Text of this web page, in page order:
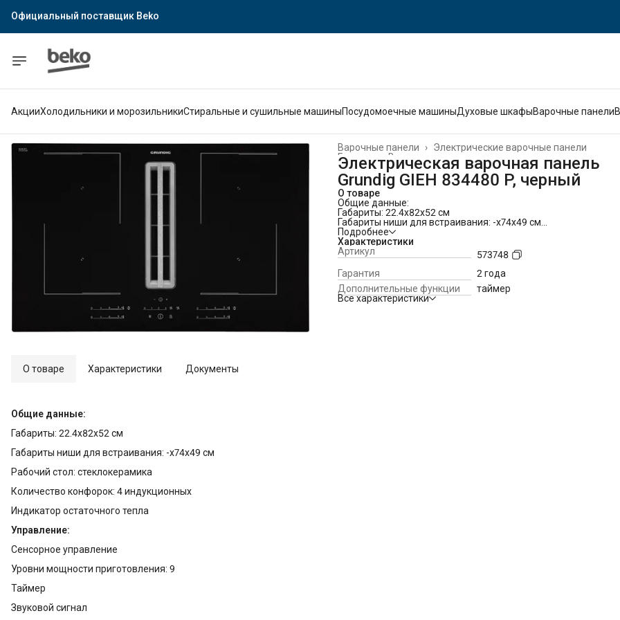
Официальный поставщик Indesit
Официальный поставщик Hotpoint
АкцииХолодильники и морозильникиСтиральные и сушильные машиныПосудомоечные машиныДуховые шкафыВарочные панели
Электрические варочные панели
Варочные панели
›
Встраиваемая техника
Главная
Электрическая варочная панель
Grundig GIEH 834480 P, черный
О товаре
Общие данные:
Габариты: 22.4x82x52 см
Габариты ниши для встраивания: -x74x49 см
Рабочий стол: стеклокерамика
Количество конфорок: 4 индукционных
Индикатор остаточного тепла
Управление:
Сенсорное управление
Уровни мощности приготовления: 9
Таймер
Звуковой сигнал
Подробнее
Характеристики
Артикул
573748
Гарантия
2 года
Дополнительные функции
таймер
Все характеристики
О товаре Характеристики Документы
Общие данные:
Габариты: 22.4x82x52 см
Габариты ниши для встраивания: -x74x49 см
Рабочий стол: стеклокерамика
Количество конфорок: 4 индукционных
Индикатор остаточного тепла
Управление:
Сенсорное управление
Уровни мощности приготовления: 9
Таймер
Звуковой сигнал